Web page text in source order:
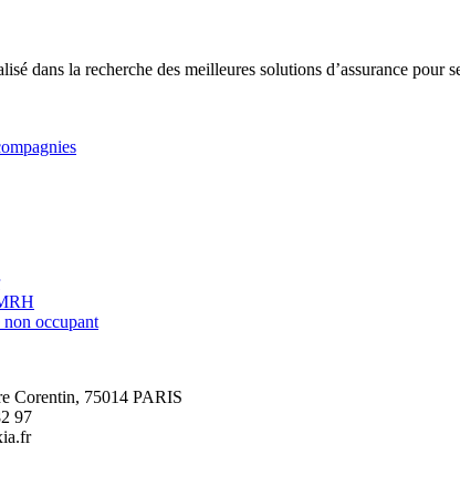
dans la recherche des meilleures solutions d’assurance pour
occupant
Corentin, 75014 PARIS
97